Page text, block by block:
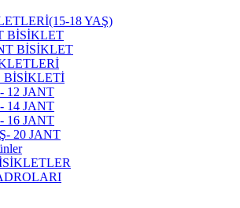
18 YAŞ)
BİSİKLET
BİSİKLET
BİSİKLETİ
12 JANT
14 JANT
16 JANT
20 JANT